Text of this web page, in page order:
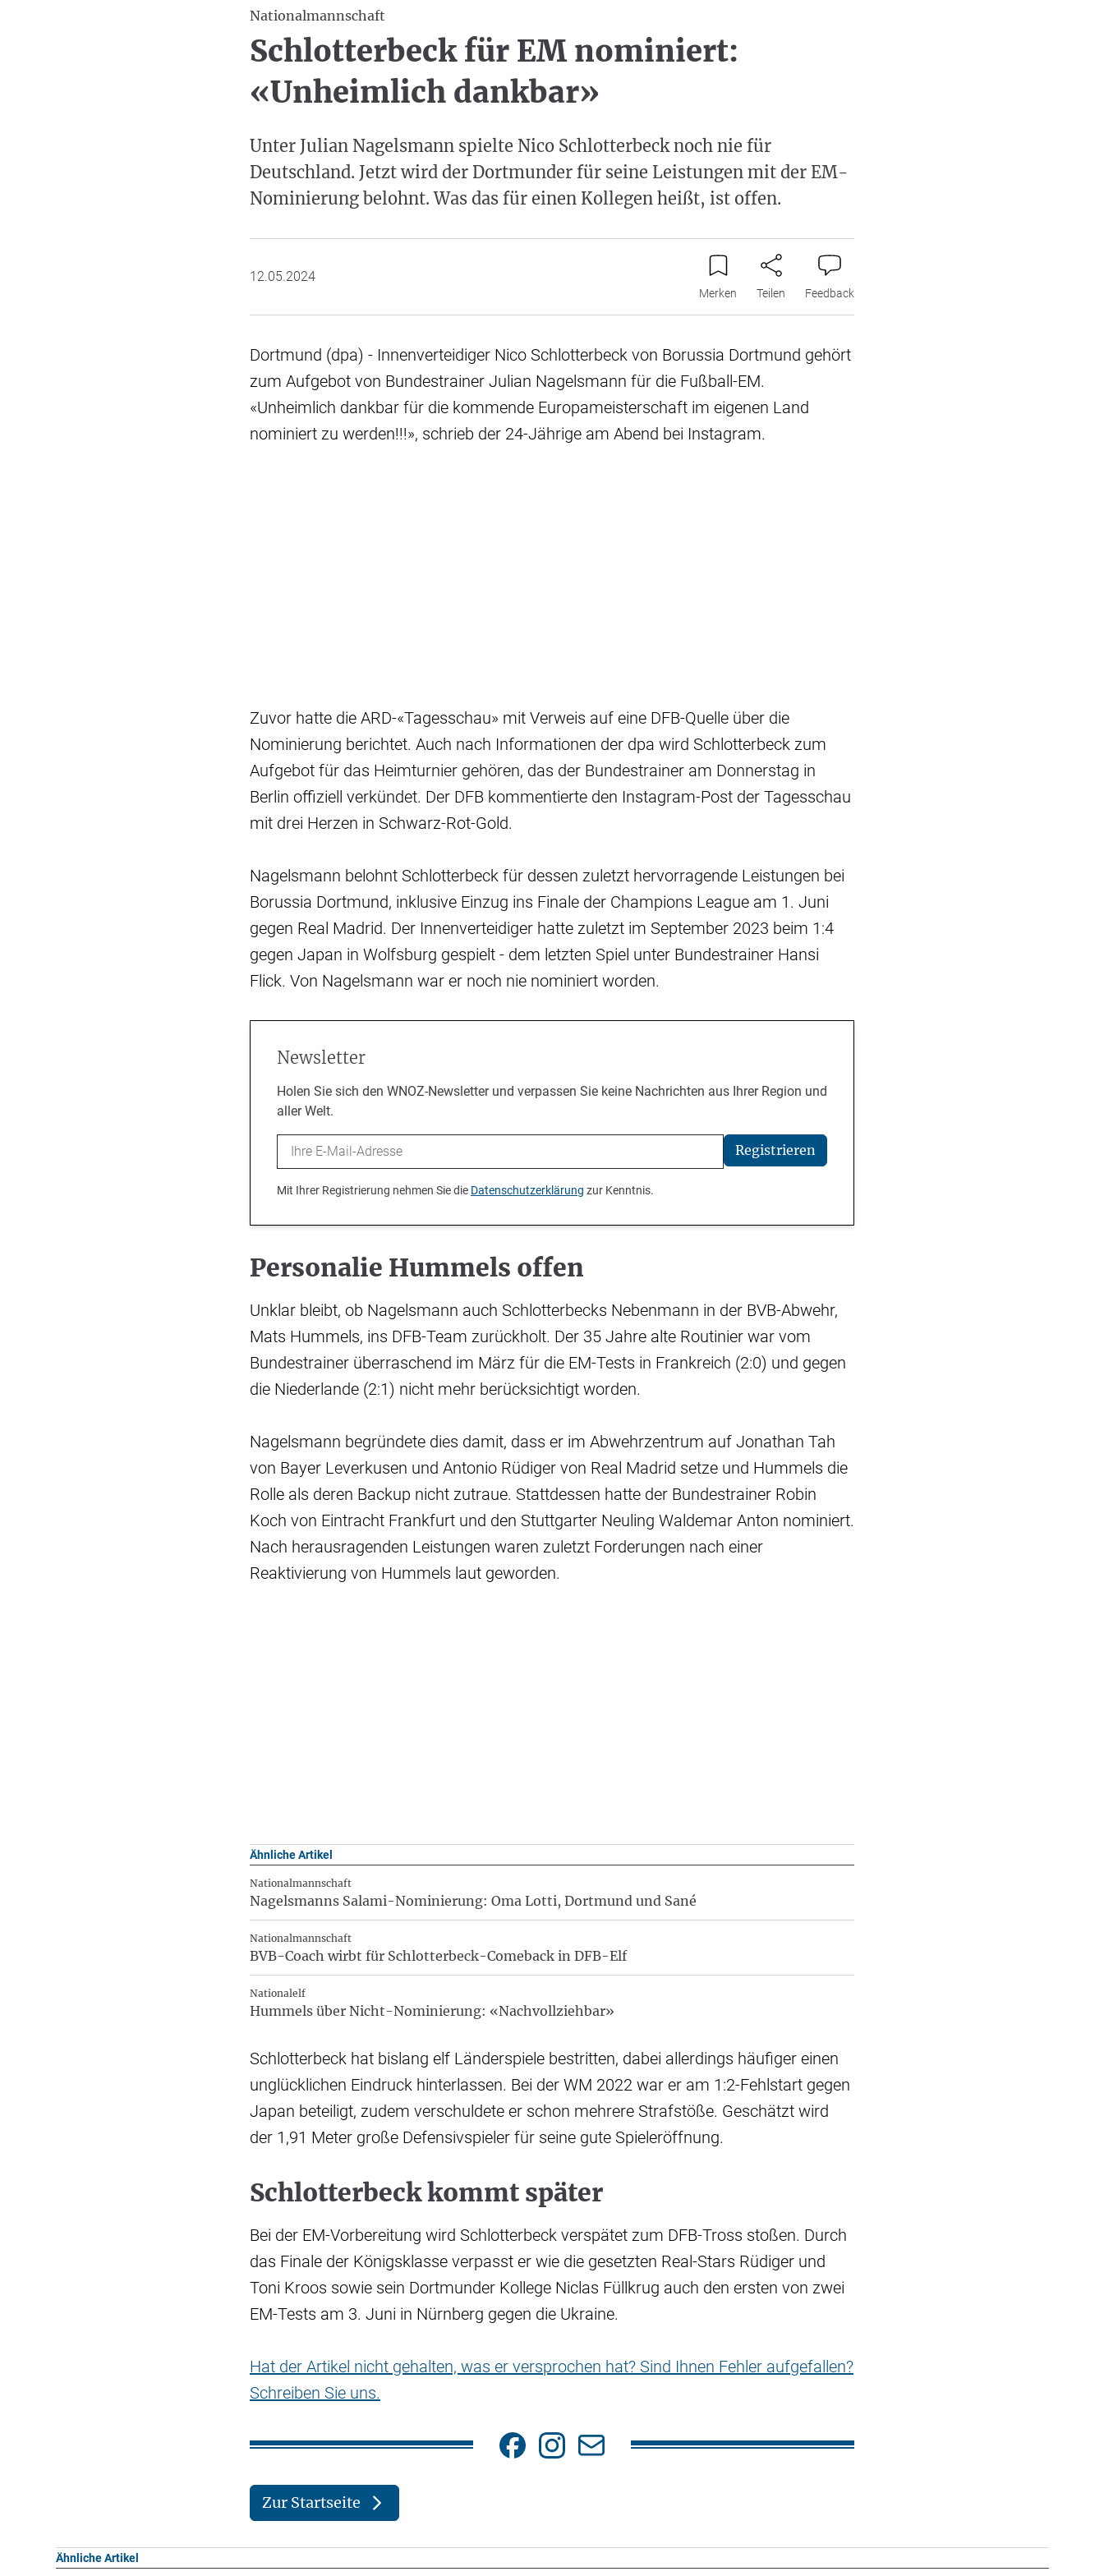
Nationalmannschaft
Schlotterbeck für EM nominiert:
«Unheimlich dankbar»
Unter Julian Nagelsmann spielte Nico Schlotterbeck noch nie für
Deutschland. Jetzt wird der Dortmunder für seine Leistungen mit der EM-
Nominierung belohnt. Was das für einen Kollegen heißt, ist offen.
12.05.2024
Merken Teilen Feedback
Dortmund (dpa) - Innenverteidiger Nico Schlotterbeck von Borussia Dortmund gehört
zum Aufgebot von Bundestrainer Julian Nagelsmann für die Fußball-EM.
«Unheimlich dankbar für die kommende Europameisterschaft im eigenen Land
nominiert zu werden!!!», schrieb der 24-Jährige am Abend bei Instagram.
Zuvor hatte die ARD-«Tagesschau» mit Verweis auf eine DFB-Quelle über die
Nominierung berichtet. Auch nach Informationen der dpa wird Schlotterbeck zum
Aufgebot für das Heimturnier gehören, das der Bundestrainer am Donnerstag in
Berlin offiziell verkündet. Der DFB kommentierte den Instagram-Post der Tagesschau
mit drei Herzen in Schwarz-Rot-Gold.
Nagelsmann belohnt Schlotterbeck für dessen zuletzt hervorragende Leistungen bei
Borussia Dortmund, inklusive Einzug ins Finale der Champions League am 1. Juni
gegen Real Madrid. Der Innenverteidiger hatte zuletzt im September 2023 beim 1:4
gegen Japan in Wolfsburg gespielt - dem letzten Spiel unter Bundestrainer Hansi
Flick. Von Nagelsmann war er noch nie nominiert worden.
Newsletter
Holen Sie sich den WNOZ-Newsletter und verpassen Sie keine Nachrichten aus Ihrer Region und
aller Welt.
Email Registrieren
Mit Ihrer Registrierung nehmen Sie die Datenschutzerklärung zur Kenntnis.
Personalie Hummels offen
Unklar bleibt, ob Nagelsmann auch Schlotterbecks Nebenmann in der BVB-Abwehr,
Mats Hummels, ins DFB-Team zurückholt. Der 35 Jahre alte Routinier war vom
Bundestrainer überraschend im März für die EM-Tests in Frankreich (2:0) und gegen
die Niederlande (2:1) nicht mehr berücksichtigt worden.
Nagelsmann begründete dies damit, dass er im Abwehrzentrum auf Jonathan Tah
von Bayer Leverkusen und Antonio Rüdiger von Real Madrid setze und Hummels die
Rolle als deren Backup nicht zutraue. Stattdessen hatte der Bundestrainer Robin
Koch von Eintracht Frankfurt und den Stuttgarter Neuling Waldemar Anton nominiert.
Nach herausragenden Leistungen waren zuletzt Forderungen nach einer
Reaktivierung von Hummels laut geworden.
Ähnliche Artikel
Nationalmannschaft
Nagelsmanns Salami-Nominierung: Oma Lotti, Dortmund und Sané
Nationalmannschaft
BVB-Coach wirbt für Schlotterbeck-Comeback in DFB-Elf
Nationalelf
Hummels über Nicht-Nominierung: «Nachvollziehbar»
Schlotterbeck hat bislang elf Länderspiele bestritten, dabei allerdings häufiger einen
unglücklichen Eindruck hinterlassen. Bei der WM 2022 war er am 1:2-Fehlstart gegen
Japan beteiligt, zudem verschuldete er schon mehrere Strafstöße. Geschätzt wird
der 1,91 Meter große Defensivspieler für seine gute Spieleröffnung.
Schlotterbeck kommt später
Bei der EM-Vorbereitung wird Schlotterbeck verspätet zum DFB-Tross stoßen. Durch
das Finale der Königsklasse verpasst er wie die gesetzten Real-Stars Rüdiger und
Toni Kroos sowie sein Dortmunder Kollege Niclas Füllkrug auch den ersten von zwei
EM-Tests am 3. Juni in Nürnberg gegen die Ukraine.
Hat der Artikel nicht gehalten, was er versprochen hat? Sind Ihnen Fehler aufgefallen?
Schreiben Sie uns.
Zur Startseite
Ähnliche Artikel